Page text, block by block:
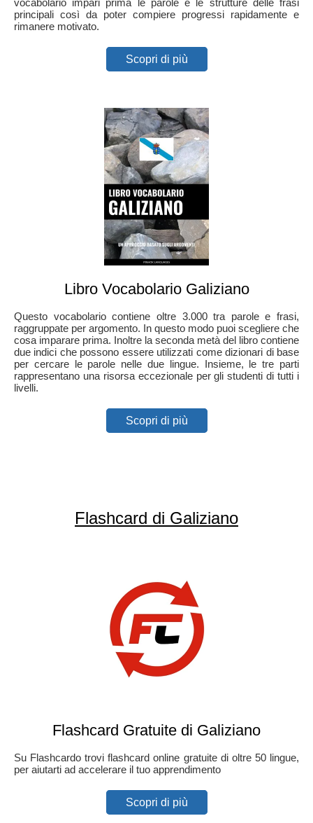
vocabolario impari prima le parole e le strutture delle frasi
principali così da poter compiere progressi rapidamente e
rimanere motivato.
Scopri di più
Libro Vocabolario Galiziano
Questo vocabolario contiene oltre 3.000 tra parole e frasi,
raggruppate per argomento. In questo modo puoi scegliere che
cosa imparare prima. Inoltre la seconda metà del libro contiene
due indici che possono essere utilizzati come dizionari di base
per cercare le parole nelle due lingue. Insieme, le tre parti
rappresentano una risorsa eccezionale per gli studenti di tutti i
livelli.
Scopri di più
Flashcard di Galiziano
Flashcard Gratuite di Galiziano
Su Flashcardo trovi flashcard online gratuite di oltre 50 lingue,
per aiutarti ad accelerare il tuo apprendimento
Scopri di più